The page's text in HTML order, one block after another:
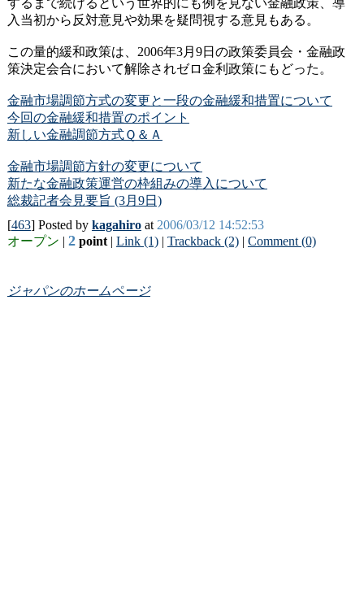
するまで続けるという世界的にも例を見ない金融政策、導
入当初から反対意見や効果を疑問視する意見もある。
この量的緩和政策は、2006年3月9日の政策委員会・金融政
策決定会合において解除されゼロ金利政策にもどった。
金融市場調節方式の変更と一段の金融緩和措置について
今回の金融緩和措置のポイント
新しい金融調節方式Ｑ＆Ａ
金融市場調節方針の変更について
新たな金融政策運営の枠組みの導入について
総裁記者会見要旨 (3月9日)
[463] Posted by kagahiroat 2006/03/12 14:52:53
オープン | 2point| Link (1)| Trackback (2)| Comment (0)
ジャパンのホームページ